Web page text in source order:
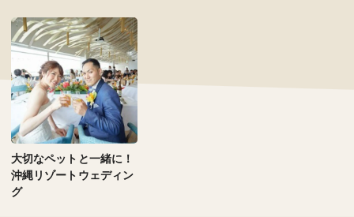
大切なペットと一緒に！
沖縄リゾートウェディン
グ